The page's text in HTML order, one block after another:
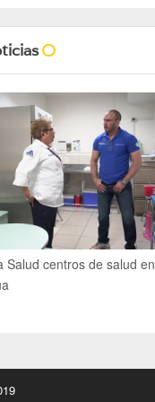
Salud centros de salud en